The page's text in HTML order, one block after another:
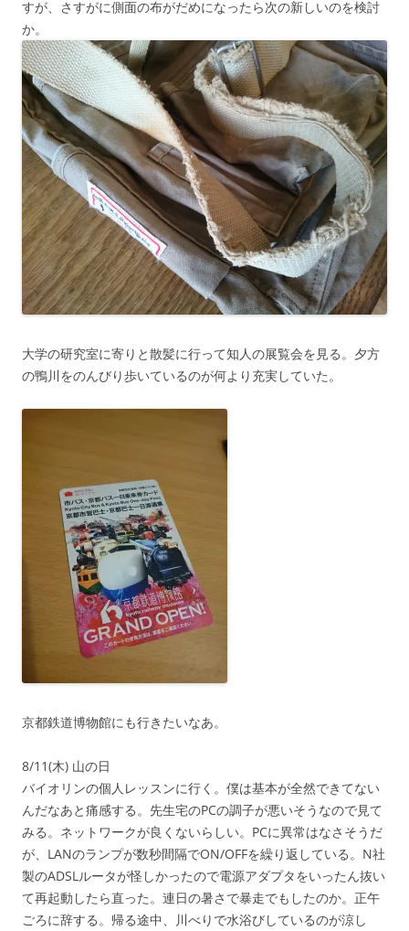
すが、さすがに側面の布がだめになったら次の新しいのを検討
か。
大学の研究室に寄りと散髪に行って知人の展覧会を見る。夕方
の鴨川をのんびり歩いているのが何より充実していた。
京都鉄道博物館にも行きたいなあ。
8/11(木) 山の日
バイオリンの個人レッスンに行く。僕は基本が全然できてない
んだなあと痛感する。先生宅のPCの調子が悪いそうなので見て
みる。ネットワークが良くないらしい。PCに異常はなさそうだ
が、LANのランプが数秒間隔でON/OFFを繰り返している。N社
製のADSLルータが怪しかったので電源アダプタをいったん抜い
て再起動したら直った。連日の暑さで暴走でもしたのか。正午
ごろに辞する。帰る途中、川べりで水浴びしているのが涼し